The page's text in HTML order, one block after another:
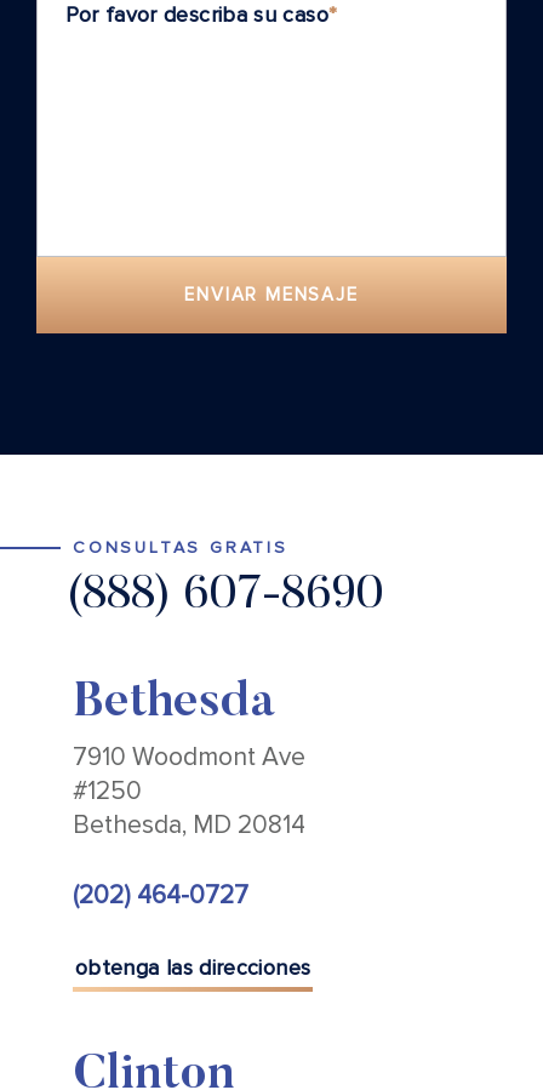
Por favor describa su caso*
ENVIAR MENSAJE
CONSULTAS GRATIS
(888) 607-8690
Bethesda
7910 Woodmont Ave
#1250
Bethesda, MD 20814
(202) 464-0727
obtenga las direcciones
Clinton